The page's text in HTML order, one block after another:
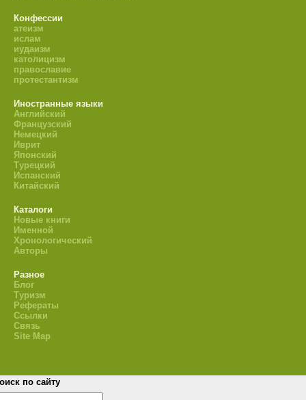
Конфессии
атеизм
ислам
иудаизм
католицизм
православие
протестантизм
Иностранные языки
Английский
Французский
Немецкий
Иврит
Японский
Турецкий
Испанский
Китайский
Каталоги
Новые книги
Именной
Хронологический
Авторы
Разное
Блог
Туризм
Рефераты
Ссылки
Связь
Site Map
по сайту